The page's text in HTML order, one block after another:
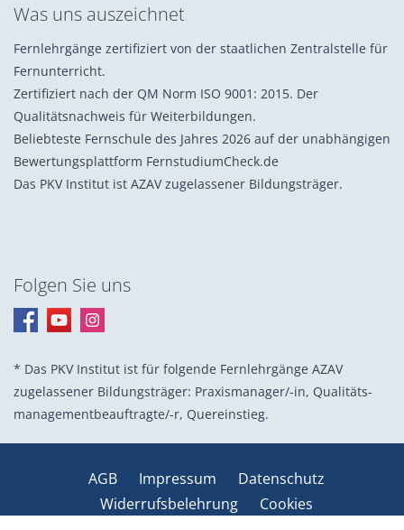
Was uns auszeichnet
Fernlehrgänge zertifiziert von der staatlichen Zentralstelle für
Fernunterricht.
Zertifiziert nach der QM Norm ISO 9001: 2015. Der
Qualitätsnachweis für Weiterbildungen.
Beliebteste Fernschule des Jahres 2026 auf der unabhängigen
Bewertungsplattform FernstudiumCheck.de
Das PKV Institut ist AZAV zugelassener Bildungsträger.
Folgen Sie uns
* Das PKV Institut ist für folgende Fernlehrgänge AZAV
zugelassener Bildungsträger: Praxis­manager/-in, Quali­täts­
management­beauf­tragte/-r, Quer­einstieg.
AGB Impressum
Datenschutz
Widerrufsbelehrung
Cookies